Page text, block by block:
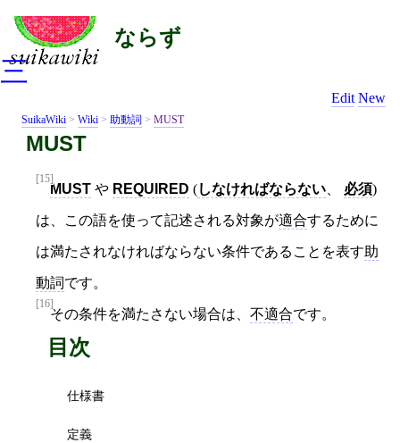
ならず
Edit New
SuikaWiki > Wiki > 助動詞 > MUST
MUST
[15]
MUST や REQUIRED (しなければならない 必須)
は、この語を使って記述される対象が適合するために
は満たされなければならない条件であることを表す助
動詞です。
[16]
その条件を満たさない場合は、 不適合です。
目次
仕様書
定義
三